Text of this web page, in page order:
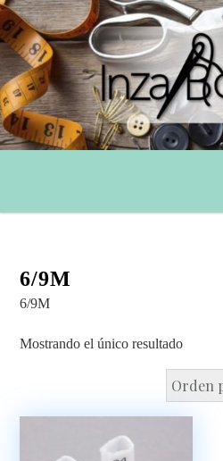
6/9M
6/9M
Mostrando el único resultado